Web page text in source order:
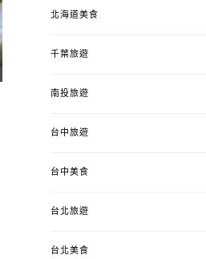
4y3m ：視力檢查、練習犯
錯、認識華德福
北海道美食
千葉旅遊
南投旅遊
台中旅遊
台中美食
台北旅遊
台北美食